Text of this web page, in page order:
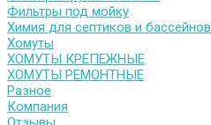
Фильтры под мойку
Химия для септиков и бассейнов
Хомуты
ХОМУТЫ КРЕПЕЖНЫЕ
ХОМУТЫ РЕМОНТНЫЕ
Разное
Компания